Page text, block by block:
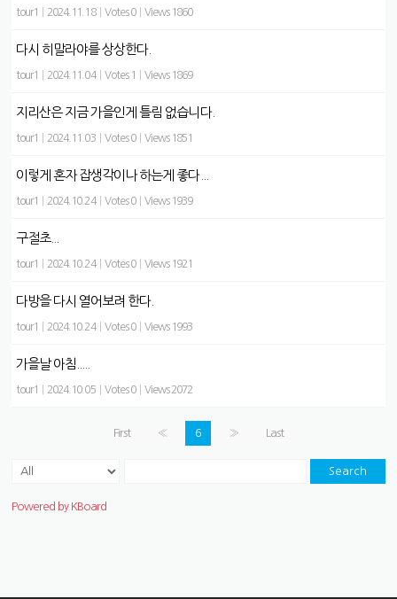
tour1 2024.11.18 Votes 0 Views 1860
다시 히말라야를 상상한다.
tour1 2024.11.04 Votes 1 Views 1869
지리산은 지금 가을인게 틀림 없습니다.
tour1 2024.11.03 Votes 0 Views 1851
이렇게 혼자 잡생각이나 하는게 좋다...
tour1 2024.10.24 Votes 0 Views 1939
구절초...
tour1 2024.10.24 Votes 0 Views 1921
다방을 다시 열어보려 한다.
tour1 2024.10.24 Votes 0 Views 1993
가을날 아침.....
tour1 2024.10.05 Votes 0 Views 2072
First « 6 » Last
Search
Powered by KBoard